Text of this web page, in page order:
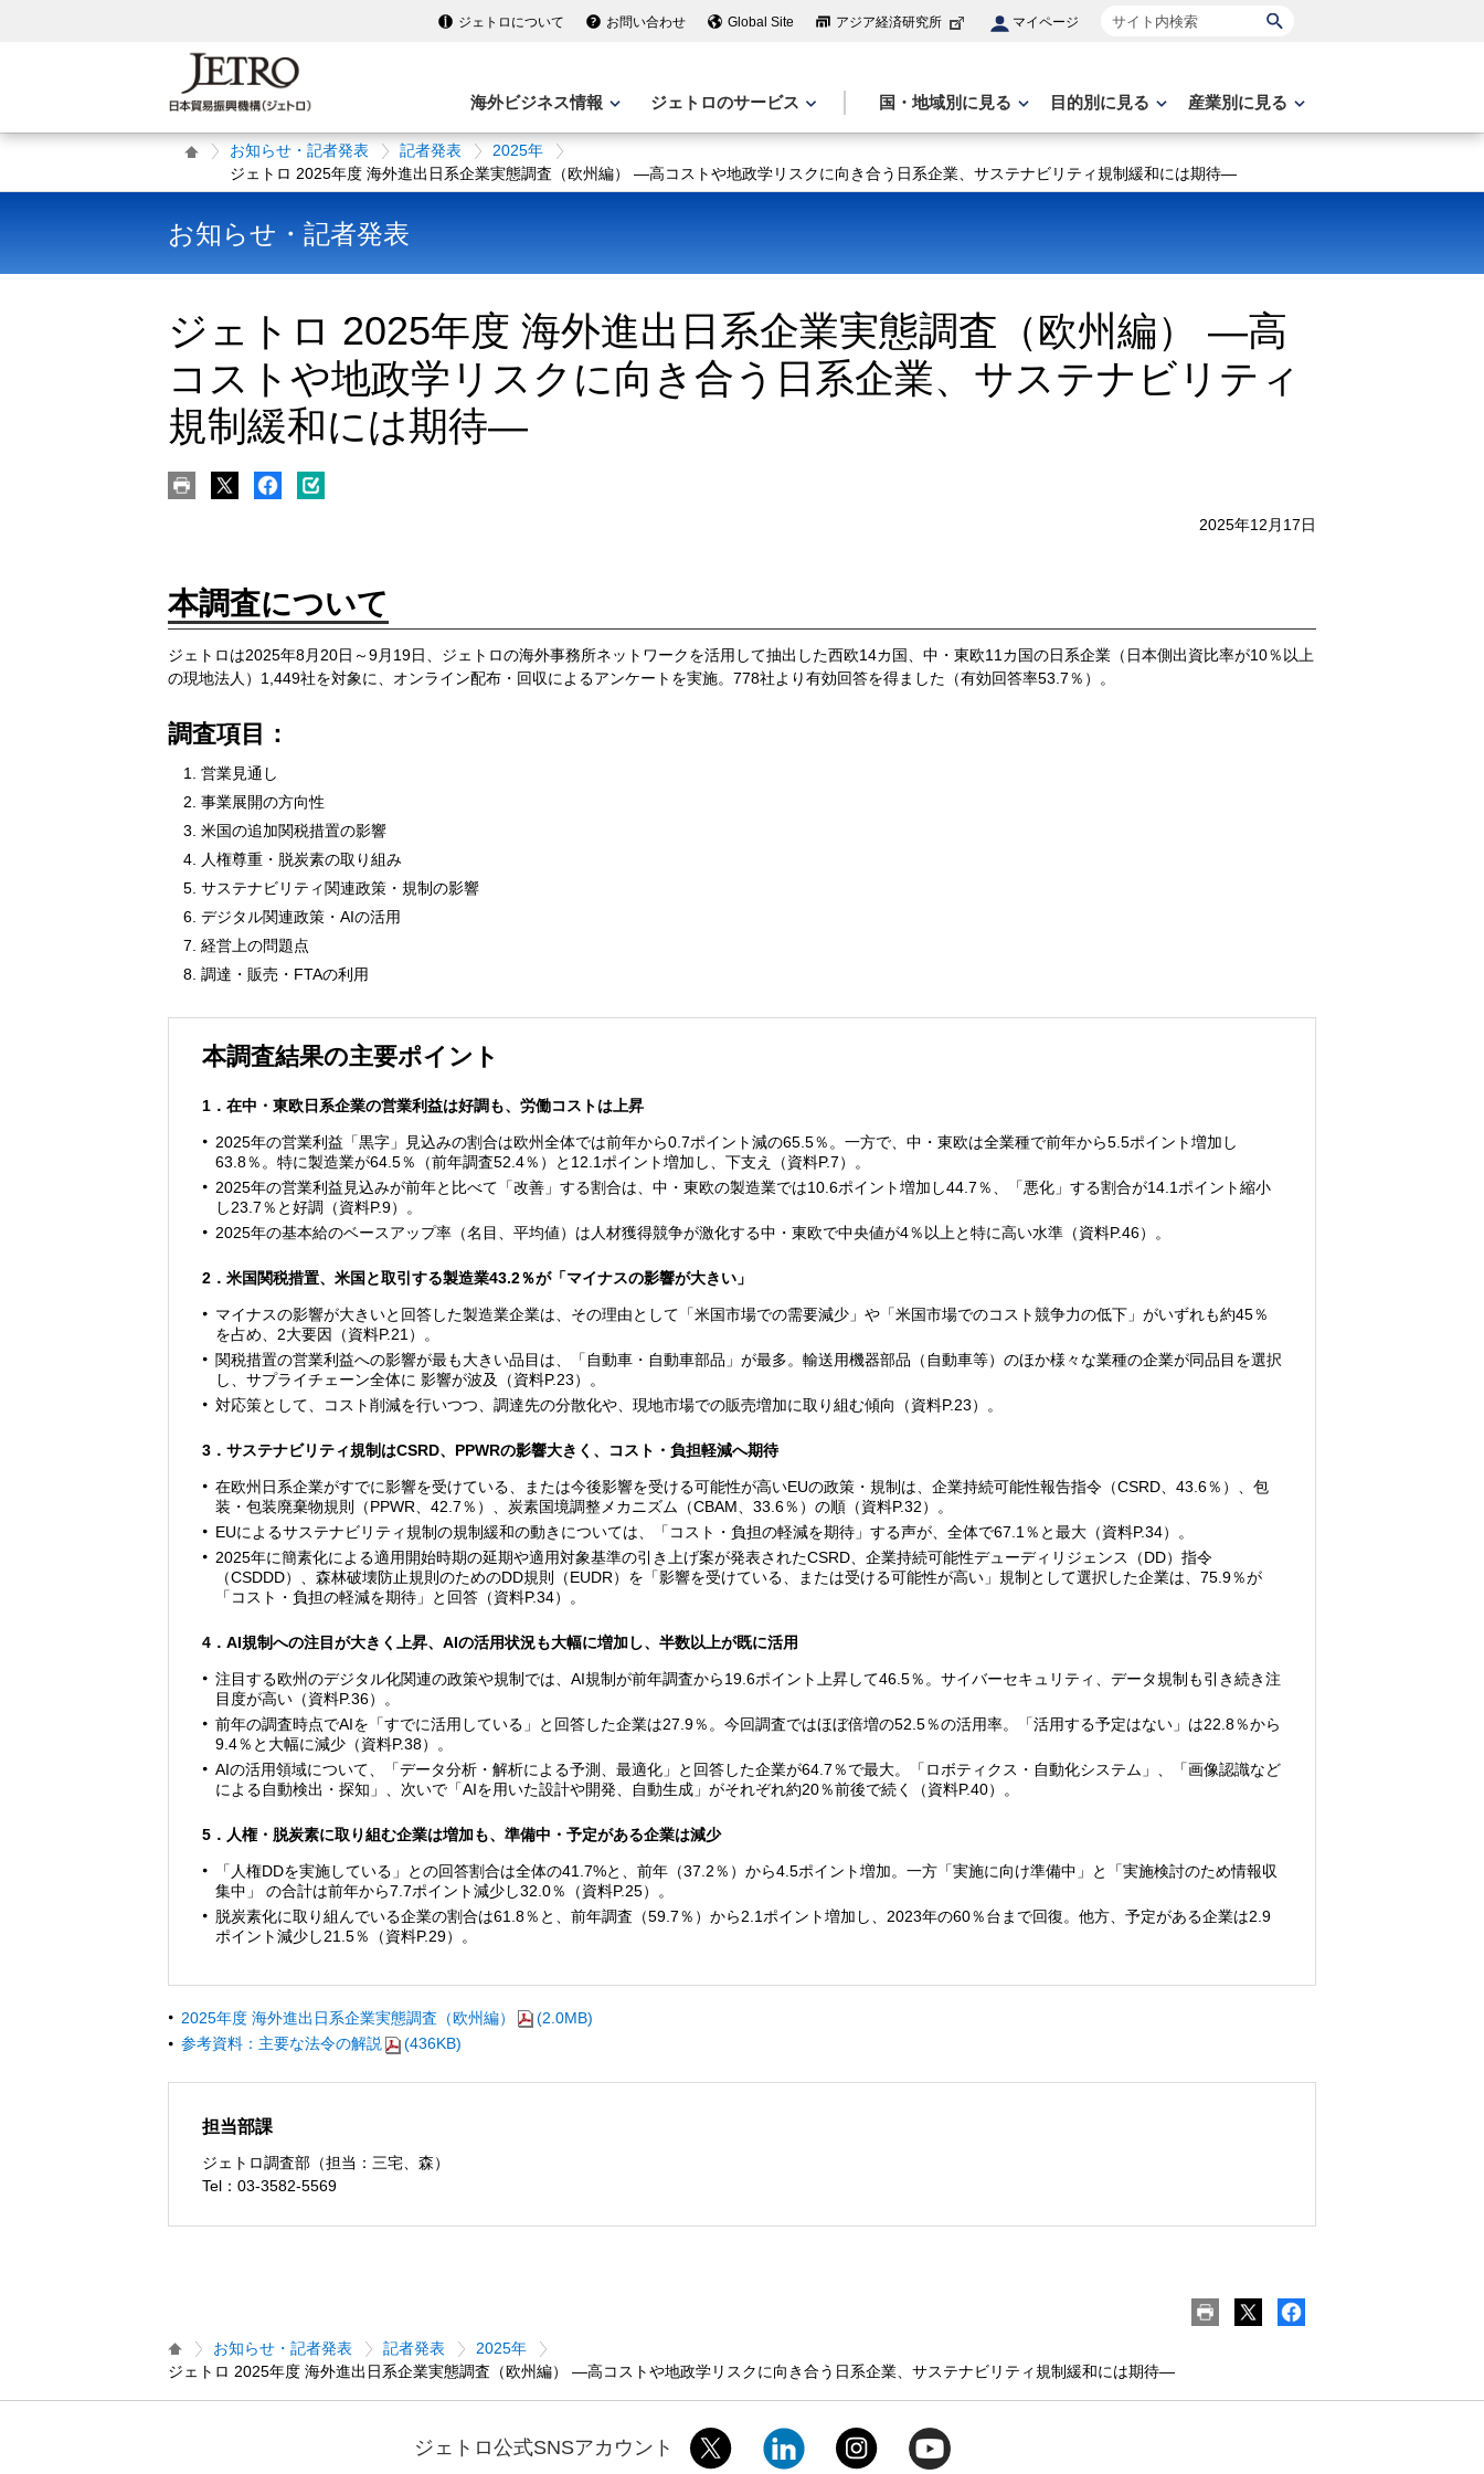
ジェトロについて お問い合わせ Global Site アジア経済研究所 マイページ サイト内検索
海外ビジネス情報 ジェトロのサービス 国・地域別に見る 目的別に見る 産業別に見る
お知らせ・記者発表 記者発表
2025年
ジェトロ 2025年度 海外進出日系企業実態調査（欧州編） ―高コストや地政学リスクに向き合う日系企業、サステナビリティ規制緩和には期待―
お知らせ・記者発表
ジェトロ 2025年度 海外進出日系企業実態調査（欧州編） ―高
コストや地政学リスクに向き合う日系企業、サステナビリティ
規制緩和には期待―
2025年12月17日
本調査について
ジェトロは2025年8月20日～9月19日、ジェトロの海外事務所ネットワークを活用して抽出した西欧14カ国、中・東欧11カ国の日系企業（日本側出資比率が10％以上
の現地法人）1,449社を対象に、オンライン配布・回収によるアンケートを実施。778社より有効回答を得ました（有効回答率53.7％）。
調査項目：
営業見通し
事業展開の方向性
米国の追加関税措置の影響
人権尊重・脱炭素の取り組み
サステナビリティ関連政策・規制の影響
デジタル関連政策・AIの活用
経営上の問題点
調達・販売・FTAの利用
本調査結果の主要ポイント
1．在中・東欧日系企業の営業利益は好調も、労働コストは上昇
2025年の営業利益「黒字」見込みの割合は欧州全体では前年から0.7ポイント減の65.5％。一方で、中・東欧は全業種で前年から5.5ポイント増加し
63.8％。特に製造業が64.5％（前年調査52.4％）と12.1ポイント増加し、下支え（資料P.7）。
2025年の営業利益見込みが前年と比べて「改善」する割合は、中・東欧の製造業では10.6ポイント増加し44.7％、「悪化」する割合が14.1ポイント縮小
し23.7％と好調（資料P.9）。
2025年の基本給のベースアップ率（名目、平均値）は人材獲得競争が激化する中・東欧で中央値が4％以上と特に高い水準（資料P.46）。
2．米国関税措置、米国と取引する製造業43.2％が「マイナスの影響が大きい」
マイナスの影響が大きいと回答した製造業企業は、その理由として「米国市場での需要減少」や「米国市場でのコスト競争力の低下」がいずれも約45％
を占め、2大要因（資料P.21）。
関税措置の営業利益への影響が最も大きい品目は、「自動車・自動車部品」が最多。輸送用機器部品（自動車等）のほか様々な業種の企業が同品目を選択
し、サプライチェーン全体に 影響が波及（資料P.23）。
対応策として、コスト削減を行いつつ、調達先の分散化や、現地市場での販売増加に取り組む傾向（資料P.23）。
3．サステナビリティ規制はCSRD、PPWRの影響大きく、コスト・負担軽減へ期待
在欧州日系企業がすでに影響を受けている、または今後影響を受ける可能性が高いEUの政策・規制は、企業持続可能性報告指令（CSRD、43.6％）、包
装・包装廃棄物規則（PPWR、42.7％）、炭素国境調整メカニズム（CBAM、33.6％）の順（資料P.32）。
EUによるサステナビリティ規制の規制緩和の動きについては、「コスト・負担の軽減を期待」する声が、全体で67.1％と最大（資料P.34）。
2025年に簡素化による適用開始時期の延期や適用対象基準の引き上げ案が発表されたCSRD、企業持続可能性デューディリジェンス（DD）指令
（CSDDD）、森林破壊防止規則のためのDD規則（EUDR）を「影響を受けている、または受ける可能性が高い」規制として選択した企業は、75.9％が
「コスト・負担の軽減を期待」と回答（資料P.34）。
4．AI規制への注目が大きく上昇、AIの活用状況も大幅に増加し、半数以上が既に活用
注目する欧州のデジタル化関連の政策や規制では、AI規制が前年調査から19.6ポイント上昇して46.5％。サイバーセキュリティ、データ規制も引き続き注
目度が高い（資料P.36）。
前年の調査時点でAIを「すでに活用している」と回答した企業は27.9％。今回調査ではほぼ倍増の52.5％の活用率。「活用する予定はない」は22.8％から
9.4％と大幅に減少（資料P.38）。
AIの活用領域について、「データ分析・解析による予測、最適化」と回答した企業が64.7％で最大。「ロボティクス・自動化システム」、「画像認識など
による自動検出・探知」、次いで「AIを用いた設計や開発、自動生成」がそれぞれ約20％前後で続く（資料P.40）。
5．人権・脱炭素に取り組む企業は増加も、準備中・予定がある企業は減少
「人権DDを実施している」との回答割合は全体の41.7%と、前年（37.2％）から4.5ポイント増加。一方「実施に向け準備中」と「実施検討のため情報収
集中」 の合計は前年から7.7ポイント減少し32.0％（資料P.25）。
脱炭素化に取り組んでいる企業の割合は61.8％と、前年調査（59.7％）から2.1ポイント増加し、2023年の60％台まで回復。他方、予定がある企業は2.9
ポイント減少し21.5％（資料P.29）。
2025年度 海外進出日系企業実態調査（欧州編）
(2.0MB)
参考資料：主要な法令の解説
(436KB)
担当部課
ジェトロ調査部（担当：三宅、森）
Tel：03-3582-5569
お知らせ・記者発表 記者発表
2025年
ジェトロ 2025年度 海外進出日系企業実態調査（欧州編） ―高コストや地政学リスクに向き合う日系企業、サステナビリティ規制緩和には期待―
ジェトロ公式SNSアカウント